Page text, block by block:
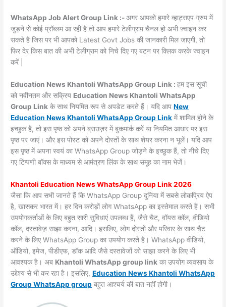
WhatsApp Job Alert Group Link :-अगर आपको हमारे व्हाट्सएप ग्रुप में
जुड़ने से कोई प्रॉब्लम आ रही है तो आप हमारे टेलीग्राम चैनल हो अभी ज्वाइन कर
सकते हैं जिस पर भी आपको Latest Govt Jobs की जानकारी मिल जाएगी, तो
फिर देर किस बात की अभी टेलीग्राम को निचे दिए गए बटन पर क्लिक करके ज्वाइन
करें |
Education News Khantoli WhatsApp Group Link :हम इस सूची
को नवीनतम और सक्रिय Education News Khantoli WhatsApp
Group Link के साथ नियमित रूप से अपडेट करते हैं। यदि आपNew
Education News Khantoli WhatsApp Group Link में शामिल होने के
इच्छुक हैं, तो इस पृष्ठ को अपने ब्राउज़र में बुकमार्क करें या नियमित आधार पर इस
पृष्ठ पर जाएं। और इस पोस्ट को अपने दोस्तों के साथ शेयर करना न भूलें। यदि आप
इस पृष्ठ में अपना स्वयं का WhatsApp Group जोड़ने के इच्छुक हैं, तो नीचे दिए
गए टिप्पणी बॉक्स के माध्यम से आमंत्रण लिंक के साथ समूह का नाम भेजें।
Khantoli Education News WhatsApp Group Link 2026
जैसा कि आप सभी जानते हैं कि WhatsApp Group दुनिया में सबसे लोकप्रिय ऐप
है, खासकर भारत में। हर दिन करोड़ों लोग WhatsApp का इस्तेमाल करते हैं। सभी
उपयोगकर्ताओं के लिए बहुत सारी सुविधाएं उपलब्ध हैं, जैसे चैट, वॉयस कॉल, वीडियो
कॉल, दस्तावेज़ साझा करना, आदि। इसलिए, लोग दोस्तों और परिवार के साथ चैट
करने के लिए WhatsApp Group का उपयोग करते हैं। WhatsApp वीडियो,
ऑडियो, इमेज, पीडीएफ, डॉक आदि जैसे दस्तावेजों को साझा करने के लिए भी
आवश्यक है। अब Khantoli WhatsApp group link का उपयोग व्यवसाय के
उद्देश्य से भी कर रहा है। इसलिए,Education News Khantoli WhatsApp
Group WhatsApp group बहुत आश्चर्य की बात नहीं होगी।